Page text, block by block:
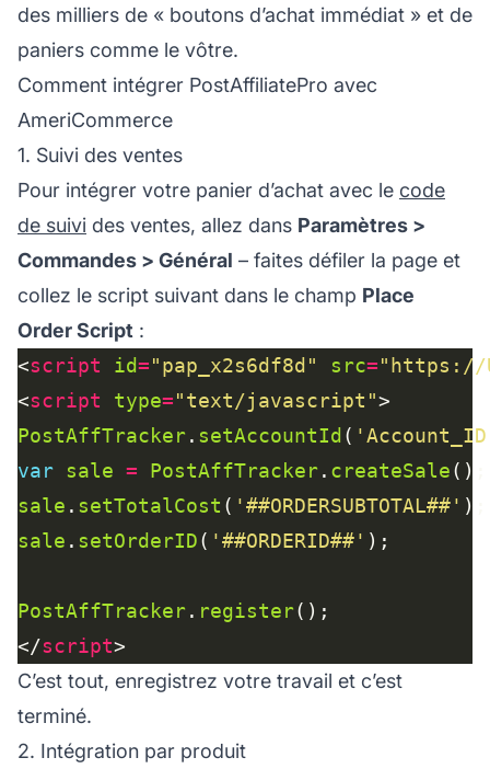
des milliers de « boutons d’achat immédiat » et de
paniers comme le vôtre.
Comment intégrer PostAffiliatePro avec
AmeriCommerce
1. Suivi des ventes
Pour intégrer votre panier d’achat avec le code
de suivi des ventes, allez dans Paramètres >
Commandes > Général – faites défiler la page et
collez le script suivant dans le champ Place
Order Script :
<script id="pap_x2s6df8d" src="https://
<script type="text/javascript"
PostAffTracker. setAccountId(
var sale = PostAffTracker. createSale
sale . setTotalCost ( '##ORDERSUBTOTAL##'
sale . setOrderID( '##ORDERID##'
PostAffTracker. register
</script
C’est tout, enregistrez votre travail et c’est
terminé.
2. Intégration par produit